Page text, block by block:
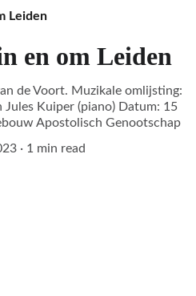
Leiden
en om Leiden
de Voort. Muzikale omlijsting:
Jules Kuiper (piano) Datum: 15
Apostolisch Genootschap
1 min read